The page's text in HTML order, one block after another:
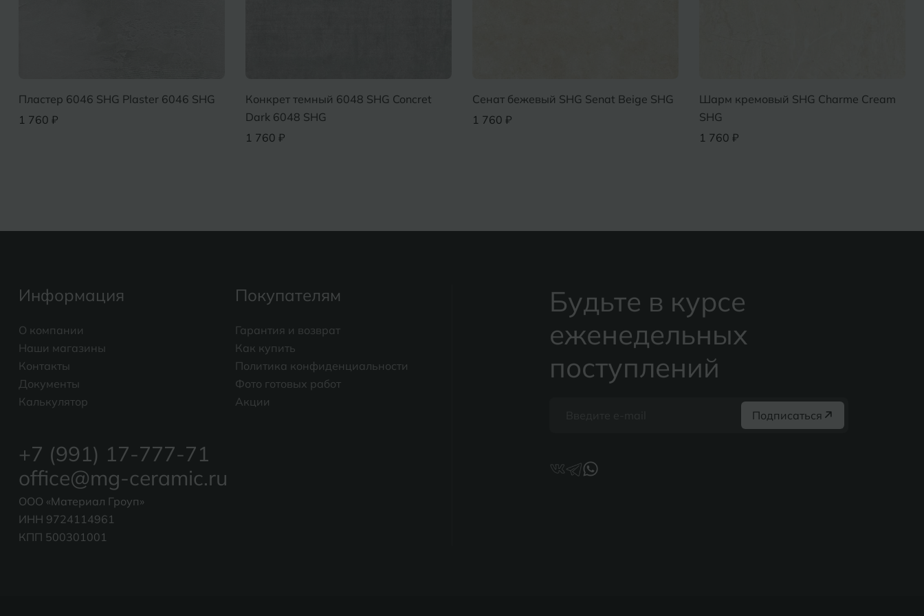
Пластер 6046 SHG Plaster 6046 SHG
1 760 ₽
Конкрет темный 6048 SHG Concret
Dark 6048 SHG
1 760 ₽
Сенат бежевый SHG Senat Beige SHG
1 760 ₽
Шарм кремовый SHG Charme Cream
SHG
1 760 ₽
Информация
О компании
Наши магазины
Контакты
Документы
Калькулятор
Покупателям
Гарантия и возврат
Как купить
Политика конфиденциальности
Фото готовых работ
Акции
+7 (991) 17-777-71
office@mg-ceramic.ru
ООО «Материал Гроуп»
ИНН 9724114961
КПП 500301001
Будьте в курсе
еженедельных
поступлений
Подписаться